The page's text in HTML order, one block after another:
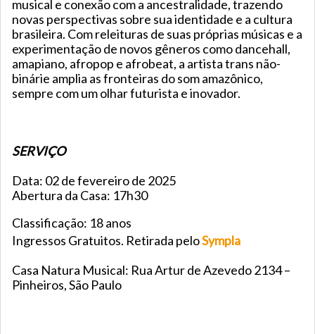
musical e conexão com a ancestralidade, trazendo
novas perspectivas sobre sua identidade e a cultura
brasileira. Com releituras de suas próprias músicas e a
experimentação de novos gêneros como dancehall,
amapiano, afropop e afrobeat, a artista trans não-
binárie amplia as fronteiras do som amazônico,
sempre com um olhar futurista e inovador.
SERVIÇO
Data: 02 de fevereiro de 2025
Abertura da Casa: 17h30
Classificação: 18 anos
Ingressos Gratuitos. Retirada peloSympla
Casa Natura Musical: Rua Artur de Azevedo 2134 –
Pinheiros, São Paulo